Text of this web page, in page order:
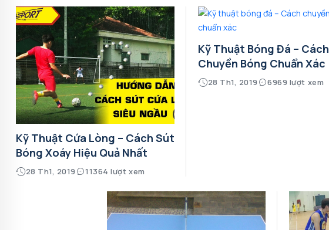
Kỹ Thuật Cứa Lòng – Cách Sút
Bóng Xoáy Hiệu Quả Nhất
28 Th1, 2019 11364 lượt xem
Kỹ Thuật Bóng Đá – Cách
Chuyền Bóng Chuẩn Xác
28 Th1, 2019 6969 lượt xem